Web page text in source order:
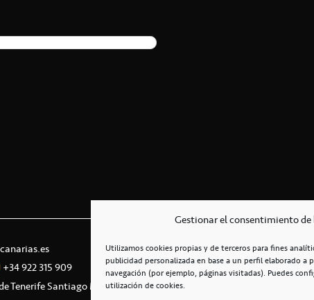
Gestionar el consentimiento de
Utilizamos cookies propias y de terceros para fines
publicidad personalizada en base a un perfil elaborado a
navegación (por ejemplo, páginas visitadas). Puedes
utilización de cookies.
+34 922 315 909
Tenerife Santiago Martín